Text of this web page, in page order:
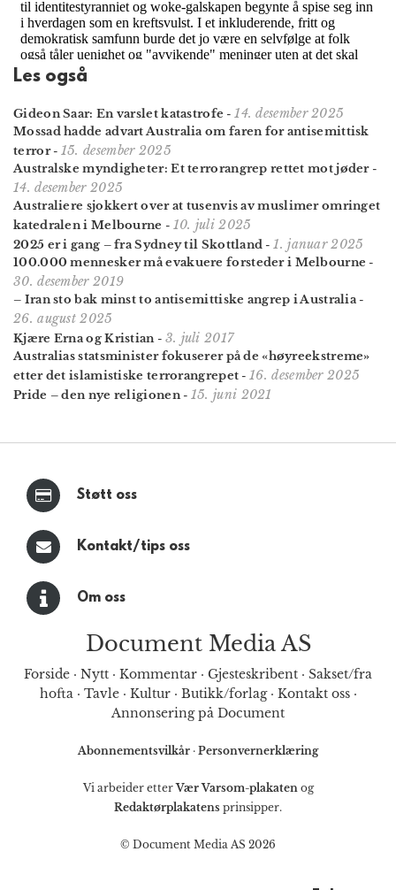
Les også
Gideon Saar: En varslet katastrofe -14. desember 2025
Mossad hadde advart Australia om faren for antisemittisk
terror- 15. desember 2025
Australske myndig­heter: Et terror­angrep rettet mot jøder-
14. desember 2025
Australiere sjokkert over at tusenvis av muslimer omringet
katedralen i Melbourne - 10. juli 2025
2025 er i gang – fra Sydney til Skottland -1. januar 2025
100.000 mennesker må evakuere forsteder i Melbourne -
30. desember 2019
– Iran sto bak minst to anti­semittiske angrep i Australia -
26. august 2025
Kjære Erna og Kristian- 3. juli 2017
Australias stats­minister fokuserer på de «høyre­ekstreme»
etter det islamistiske terror­angrepet -16. desember 2025
Pride – den nye religionen- 15. juni 2021
Støtt oss
Kontakt/tips oss
Om oss
Document Media AS
Forside · Nytt · Kommentar · Gjesteskribent · Sakset/fra
hofta· Tavle· Kultur· Butikk/forlag· Kontakt oss·
Annonsering på Document
Abonnementsvilkår · Personvernerklæring
Vi arbeider etterVær Varsom-plakaten og
Redaktørplakatens prinsipper.
© Document Media AS 2026